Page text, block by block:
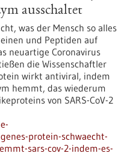
ausschaltet
was der Mensch so alles
und Peptiden auf
neuartige Coronavirus
die Wissenschaftler
wirkt antiviral, indem
hemmt, das wiederum
von SARS-CoV-2
protein-schwaecht-
sars-cov-2-indem-es-